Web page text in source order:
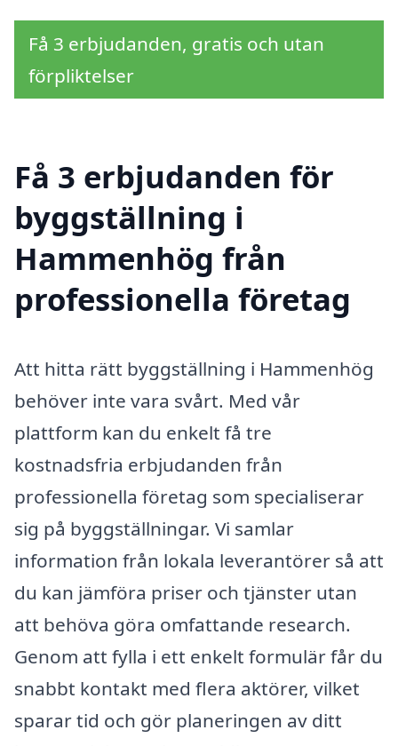
Få 3 erbjudanden, gratis och utan
förpliktelser
Få 3 erbjudanden för
byggställning i
Hammenhög från
professionella företag
Att hitta rätt byggställning i Hammenhög
behöver inte vara svårt. Med vår
plattform kan du enkelt få tre
kostnadsfria erbjudanden från
professionella företag som specialiserar
sig på byggställningar. Vi samlar
information från lokala leverantörer så att
du kan jämföra priser och tjänster utan
att behöva göra omfattande research.
Genom att fylla i ett enkelt formulär får du
snabbt kontakt med flera aktörer, vilket
sparar tid och gör planeringen av ditt